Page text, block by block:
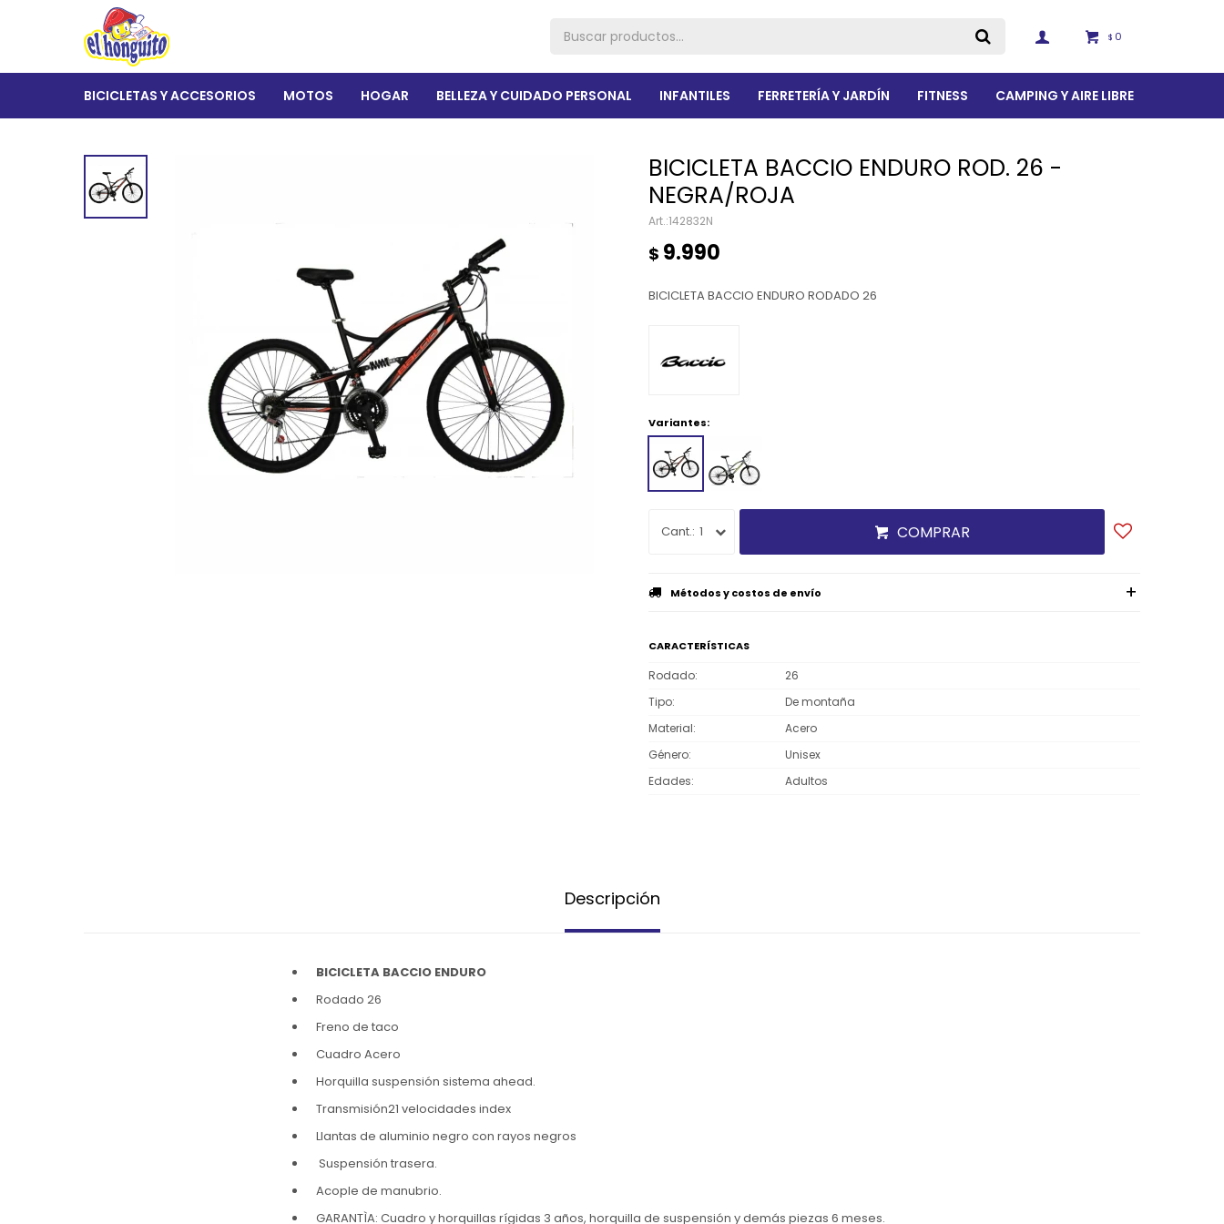
BICICLETAS Y ACCESORIOS MOTOS HOGAR BELLEZA Y CUIDADO PERSONAL INFANTILES FERRETERÍA Y JARDÍN FITNESS CAMPING Y AIRE LIBRE
$ 0
BICICLETA BACCIO ENDURO ROD. 26 -
NEGRA/ROJA
142832N
$ 9.990
BICICLETA BACCIO ENDURO RODADO 26
Variantes:
1 COMPRAR
Métodos y costos de envío
CARACTERÍSTICAS
Rodado
26
Tipo
De montaña
Material
Acero
Género
Unisex
Edades
Adultos
Descripción
BICICLETA BACCIO ENDURO
Rodado 26
Freno de taco
Cuadro Acero
Horquilla suspensión sistema ahead.
Transmisión21 velocidades index
Llantas de aluminio negro con rayos negros
Suspensión trasera.
Acople de manubrio.
GARANTÌA: Cuadro y horquillas rígidas 3 años, horquilla de suspensión y demás piezas 6 meses.